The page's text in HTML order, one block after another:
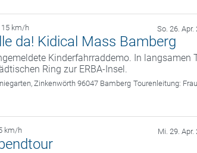
15 km/h So. 26.
da! Kidical Mass Bamberg
Kinderfahrraddemo. In langsamen
Ring zur ERBA-Insel.
Zinkenwörth 96047 Bamberg Tourenleitung:
km/h Mi. 29.